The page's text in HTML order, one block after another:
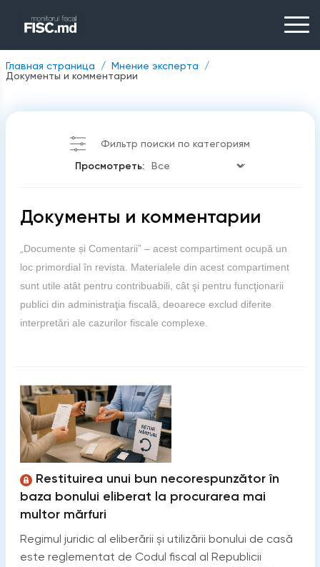
Главная страница
Мнение эксперта
Документы и комментарии
Фильтр поиски по категориям
Просмотреть:
Документы и комментарии
„Documente și Comentarii” – acest compartiment ocupă un
loc primordial în revista. Materialele din acest compartiment
sunt utile atât pentru contribuabili, cât şi pentru funcţionarii
publici din administraţia fiscală, deoarece exclud diferite
interpretări ale cazurilor fiscale complexe.
Restituirea unui bun necorespunzător în
baza bonului eliberat la procurarea mai
multor mărfuri
Regimul juridic al eliberării și utilizării bonului de casă
este reglementat de Codul fiscal al Republicii